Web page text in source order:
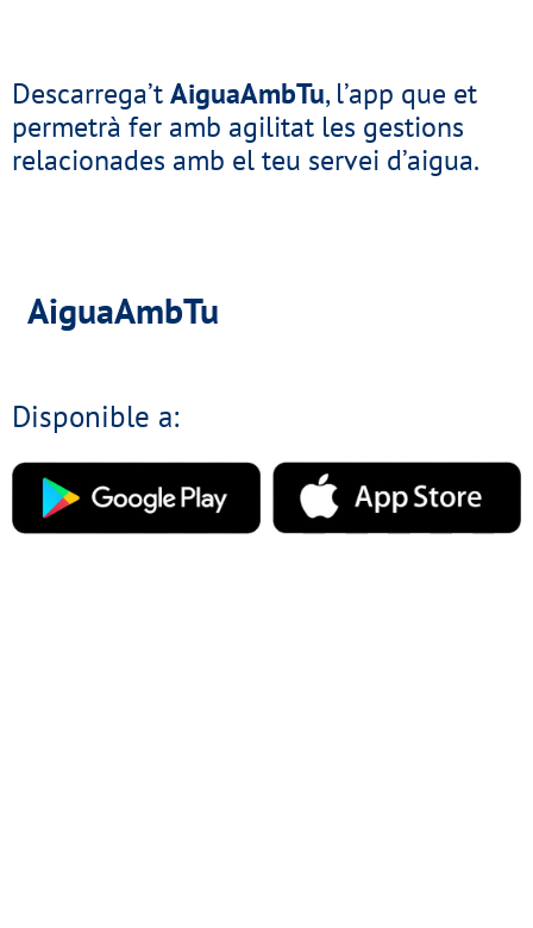
Descarrega’tAiguaAmbTu, l’app que et
permetrà fer amb agilitat les gestions
relacionades amb el teu servei d’aigua.
AiguaAmbTu
Disponible a: